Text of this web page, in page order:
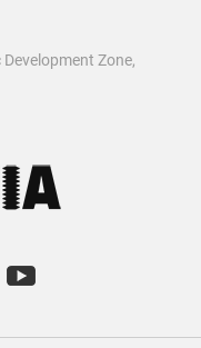
Zone,